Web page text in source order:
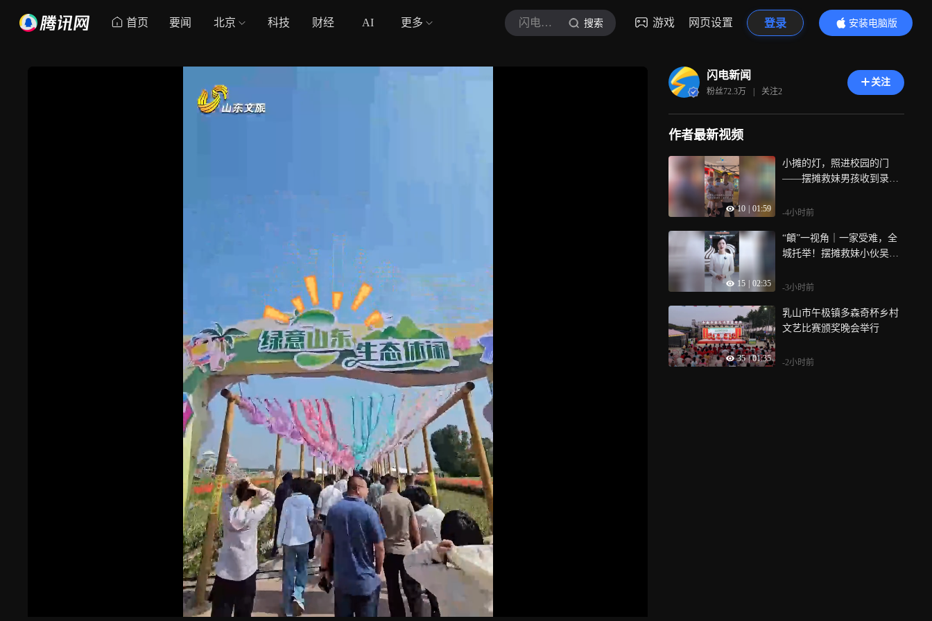
首页 要闻 北京 科技 财经 AI 更多 闪电新闻 搜索 游戏 网页设置 登录
安装电脑版
内容更精彩
闪电新闻
粉丝72.3万 | 关注2
关注
作者最新视频
10 01:59
小摊的灯，照进校园的门
——摆摊救妹男孩收到录取
-4小时前
15 02:35
“頔”一视角｜一家受难，全
城托举！摆摊救妹小伙吴士
-3小时前
35 | 01:35
乳山市午极镇多森奇杯乡村
文艺比赛颁奖晚会举行
-2小时前